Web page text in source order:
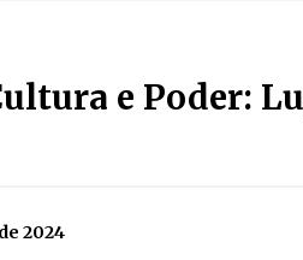
e Poder:
2024